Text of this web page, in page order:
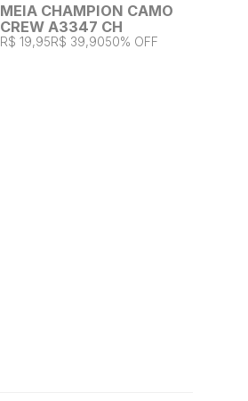
MEIA CHAMPION CAMO
CREW A3347 CH
R$ 19,95R$ 39,9050% OFF